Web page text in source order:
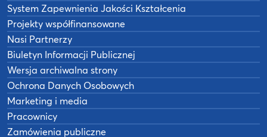
System Zapewnienia Jakości Kształcenia
Projekty współfinansowane
Nasi Partnerzy
Biuletyn Informacji Publicznej
Wersja archiwalna strony
Ochrona Danych Osobowych
Marketing i media
Pracownicy
Zamówienia publiczne